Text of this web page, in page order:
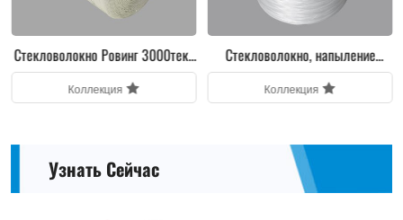
Стекловолокно Ровинг 3000текс
напылением
Коллекция
Стекловолокно, напыление
ровинга
Коллекция
Узнать Сейчас